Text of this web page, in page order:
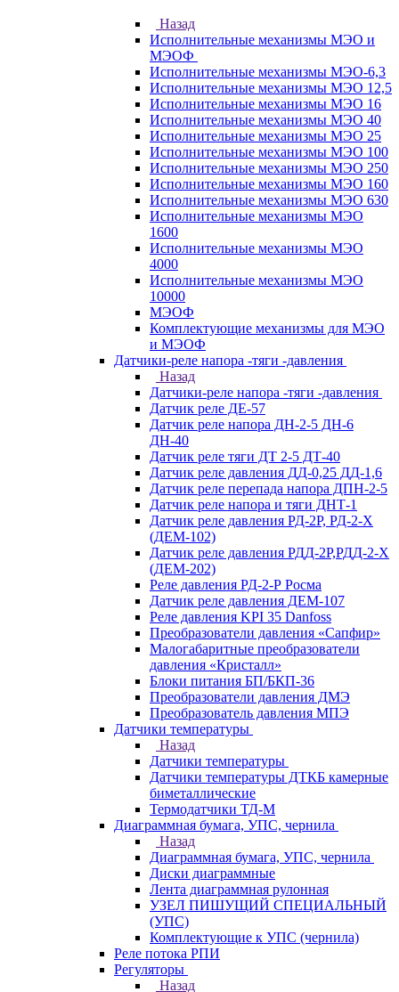
Назад
Исполнительные механизмы МЭО и
МЭОФ
Исполнительные механизмы МЭО-6,3
Исполнительные механизмы МЭО 12,5
Исполнительные механизмы МЭО 16
Исполнительные механизмы МЭО 40
Исполнительные механизмы МЭО 25
Исполнительные механизмы МЭО 100
Исполнительные механизмы МЭО 250
Исполнительные механизмы МЭО 160
Исполнительные механизмы МЭО 630
Исполнительные механизмы МЭО
1600
Исполнительные механизмы МЭО
4000
Исполнительные механизмы МЭО
10000
МЭОФ
Комплектующие механизмы для МЭО
и МЭОФ
Датчики-реле напора -тяги -давления
Назад
Датчики-реле напора -тяги -давления
Датчик реле ДЕ-57
Датчик реле напора ДН-2-5 ДН-6
ДН-40
Датчик реле тяги ДТ 2-5 ДТ-40
Датчик реле давления ДД-0,25 ДД-1,6
Датчик реле перепада напора ДПН-2-5
Датчик реле напора и тяги ДНТ-1
Датчик реле давления РД-2Р, РД-2-Х
(ДЕМ-102)
Датчик реле давления РДД-2Р,РДД-2-Х
(ДЕМ-202)
Реле давления РД-2-Р Росма
Датчик реле давления ДЕМ-107
Реле давления KPI 35 Danfoss
Преобразователи давления «Сапфир»
Малогабаритные преобразователи
давления «Кристалл»
Блоки питания БП/БКП-36
Преобразователи давления ДМЭ
Преобразователь давления МПЭ
Датчики температуры
Назад
Датчики температуры
Датчики температуры ДТКБ камерные
биметаллические
Термодатчики ТД-М
Диаграммная бумага, УПС, чернила
Назад
Диаграммная бумага, УПС, чернила
Диски диаграммные
Лента диаграммная рулонная
УЗЕЛ ПИШУЩИЙ СПЕЦИАЛЬНЫЙ
(УПС)
Комплектующие к УПС (чернила)
Реле потока РПИ
Регуляторы
Назад